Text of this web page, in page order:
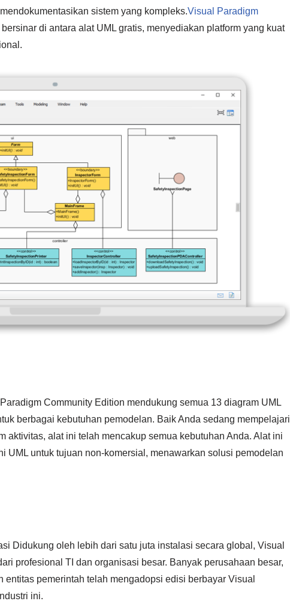
sistem yang kompleks.Visual Paradigm
di antara alat UML gratis, menyediakan platform yang kuat
Community Edition mendukung semua 13 diagram UML
berbagai kebutuhan pemodelan. Baik Anda sedang mempelajari
aktivitas, alat ini telah mencakup semua kebutuhan Anda. Alat ini
UML untuk tujuan non-komersial, menawarkan solusi pemodelan
Didukung oleh lebih dari satu juta instalasi secara global, Visual
profesional TI dan organisasi besar. Banyak perusahaan besar,
pemerintah telah mengadopsi edisi berbayar Visual
ini.